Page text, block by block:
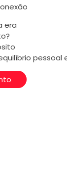
era
pessoal